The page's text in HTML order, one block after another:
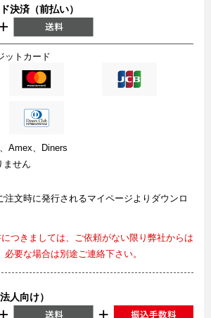
決済（前払い）
ットカード
Amex、Diners
ません
注文時に発行されるマイページよりダウンロ
つきましては、ご依頼がない限り弊社からは
要な場合は別途ご連絡下さい。
人向け）